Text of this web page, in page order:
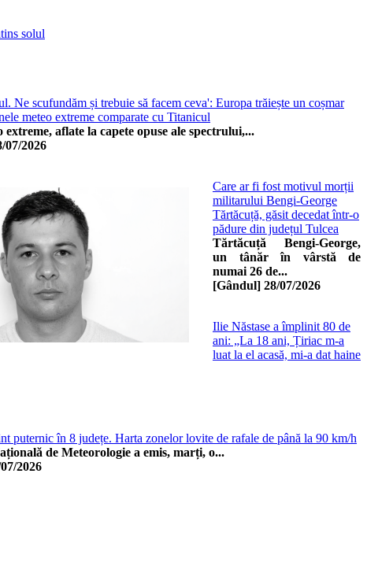
solul
Ne scufundăm și trebuie să facem ceva': Europa trăiește un coșmar
meteo extreme comparate cu Titanicul
extreme, aflate la capete opuse ale spectrului,...
07/2026
Care ar fi fost motivul morții
militarului Bengi-George
Tărtăcuță, găsit decedat într-o
pădure din județul Tulcea
Tărtăcuță Bengi-George,
un tânăr în vârstă de
numai 26 de...
[Gândul] 28/07/2026
Ilie Năstase a împlinit 80 de
ani: „La 18 ani, Țiriac m-a
luat la el acasă, mi-a dat haine
puternic în 8 județe. Harta zonelor lovite de rafale de până la 90 km/h
de Meteorologie a emis, marți, o...
2026